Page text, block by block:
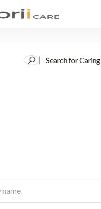
Search for Caring